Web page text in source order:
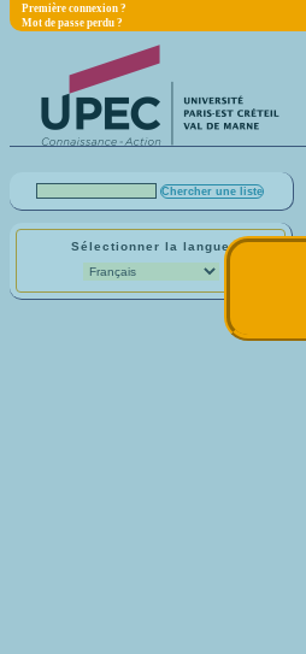
Première connexion ?
Mot de passe perdu ?
Sélectionner la langue